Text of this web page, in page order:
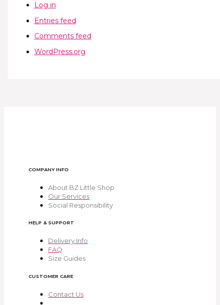
Log in
Entries feed
Comments feed
WordPress.org
COMPANY INFO
About BZ Little Shop
Our Services
Social Responsibility
HELP & SUPPORT
Delivery Info
FAQ
Size Guides
CUSTOMER CARE
Contact Us